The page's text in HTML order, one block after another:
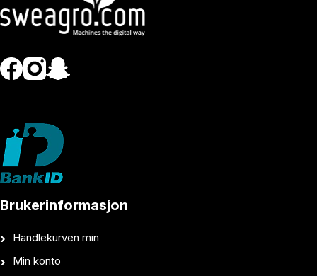
Brukerinformasjon
Handlekurven min
Min konto